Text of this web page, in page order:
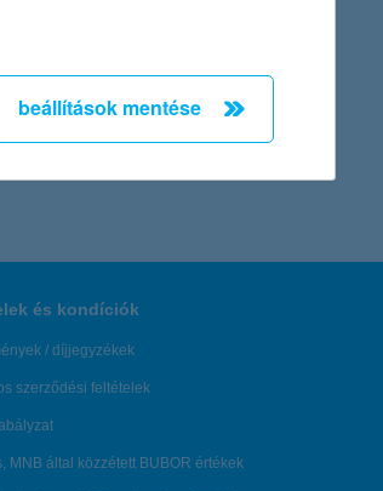
Előző Következő utolsó →
és kondíciók
/ díjjegyzékek
szerződési feltételek
MNB által közzétett BUBOR értékek
beállítások mentése